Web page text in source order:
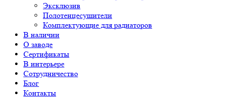
Эксклюзив
Полотенцесушители
Комплектующие для радиаторов
В наличии
О заводе
Сертификаты
В интерьере
Сотрудничество
Блог
Контакты